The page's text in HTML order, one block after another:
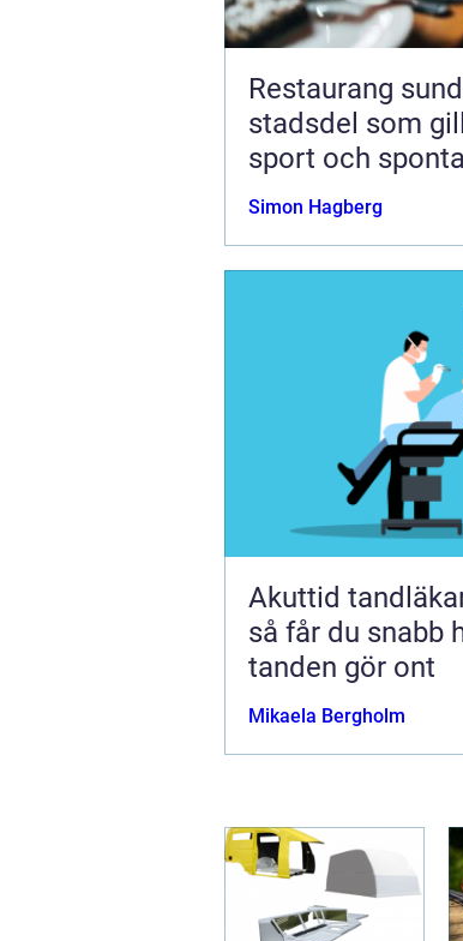
Restaurang
stadsdel som
sport och
Simon Hagberg
Akuttid
så får du snabb
tanden gör ont
Mikaela Bergholm